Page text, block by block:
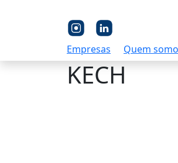
Empresas Quem
KECH